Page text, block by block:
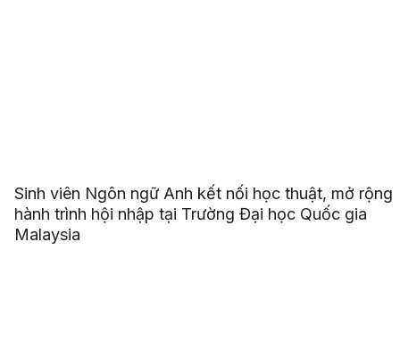
Sinh viên Ngôn ngữ Anh kết nối học thuật, mở rộng
hành trình hội nhập tại Trường Đại học Quốc gia
Malaysia